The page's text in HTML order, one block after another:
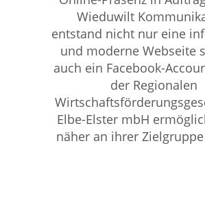
Wieduwilt
entstand nicht nur eine
und moderne Webseite
auch ein Facebook-
der Regionalen
Elbe-Elster mbH
näher an ihrer